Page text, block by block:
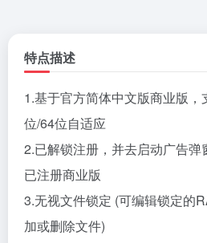
特点描述
1.基于官方简体中文版商业版
位/64位自适应
2.已解锁注册，并去启动广告
已注册商业版
3.无视文件锁定 (可编辑锁定的
加或删除文件)